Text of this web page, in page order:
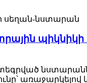
պիկնիկի
առաջարկելով